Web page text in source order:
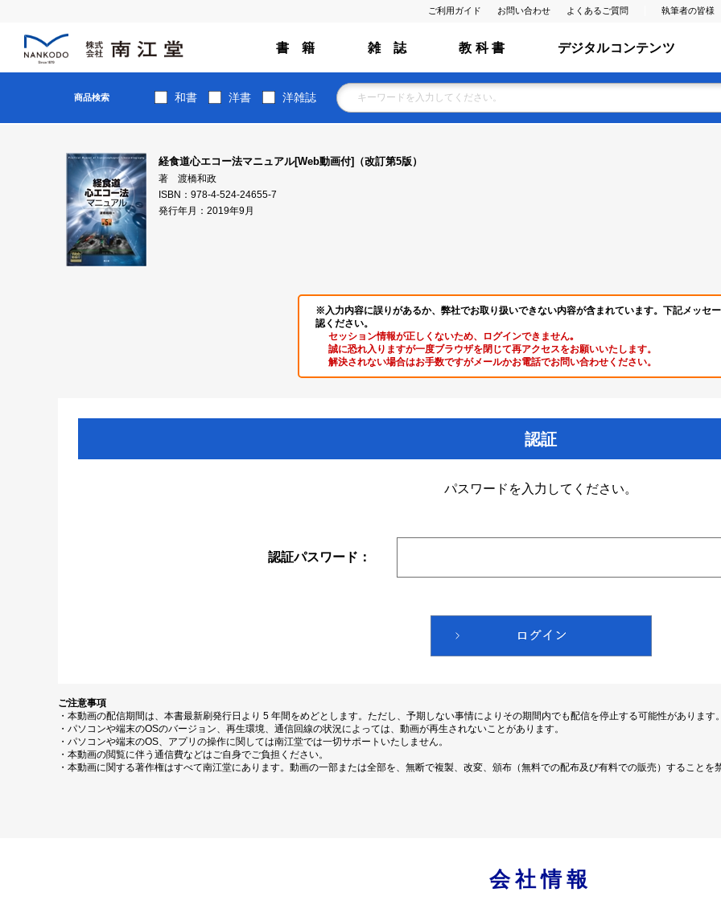
ご利用ガイド お問い合わせ よくあるご質問 執筆者の皆様
書 籍 雑 誌 教 科 書 デジタルコンテンツ
商品検索 和書 洋書 洋雑誌
経食道心エコー法マニュアル[Web動画付]（改訂第5版）
著 渡橋和政
ISBN：978-4-524-24655-7
発行年月：2019年9月
※入力内容に誤りがあるか、弊社でお取り扱いできない内容が含まれています。下記メッセ
認ください。
セッション情報が正しくないため、ログインできません｡
誠に恐れ入りますが一度ブラウザを閉じて再アクセスをお願いいたします。
解決されない場合はお手数ですがメールかお電話でお問い合わせください。
認証
パスワードを入力してください。
認証パスワード：
ご注意事項
・本動画の配信期間は、本書最新刷発行日より 5 年間をめどとします。ただし、予期しない事情によりその期間内でも配信を停止する可能性があります
・パソコンや端末のOSのバージョン、再生環境、通信回線の状況によっては、動画が再生されないことがあります。
・パソコンや端末のOS、アプリの操作に関しては南江堂では一切サポートいたしません。
・本動画の閲覧に伴う通信費などはご自身でご負担ください。
・本動画に関する著作権はすべて南江堂にあります。動画の一部または全部を、無断で複製、改変、頒布（無料での配布及び有料での販売）することを
会社情報